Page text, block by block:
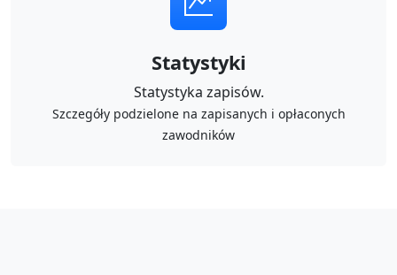
Statystyki
Statystyka zapisów.
Szczegóły podzielone na zapisanych i opłaconych
zawodników